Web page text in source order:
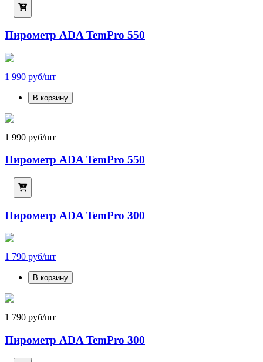
Пирометр ADA TemPro 550
1 990 руб/шт
В корзину
1 990 руб/шт
Пирометр ADA TemPro 550
Пирометр ADA TemPro 300
1 790 руб/шт
В корзину
1 790 руб/шт
Пирометр ADA TemPro 300